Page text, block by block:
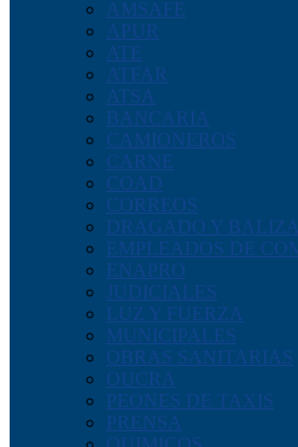
AMSAFE
APUR
ATE
ATFAR
ATSA
BANCARIA
CAMIONEROS
CARNE
COAD
CORREOS
DRAGADO Y
EMPLEADOS DE
ENAPRO
JUDICIALES
LUZ Y FUERZA
MUNICIPALES
OBRAS SANITARIAS
OUCRA
PEONES DE TAXIS
PRENSA